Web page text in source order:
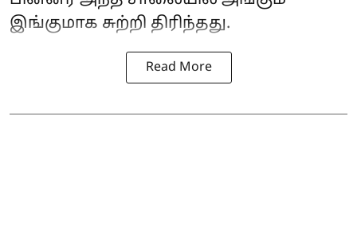
இங்குமாக சுற்றி திரிந்தது.
Read More